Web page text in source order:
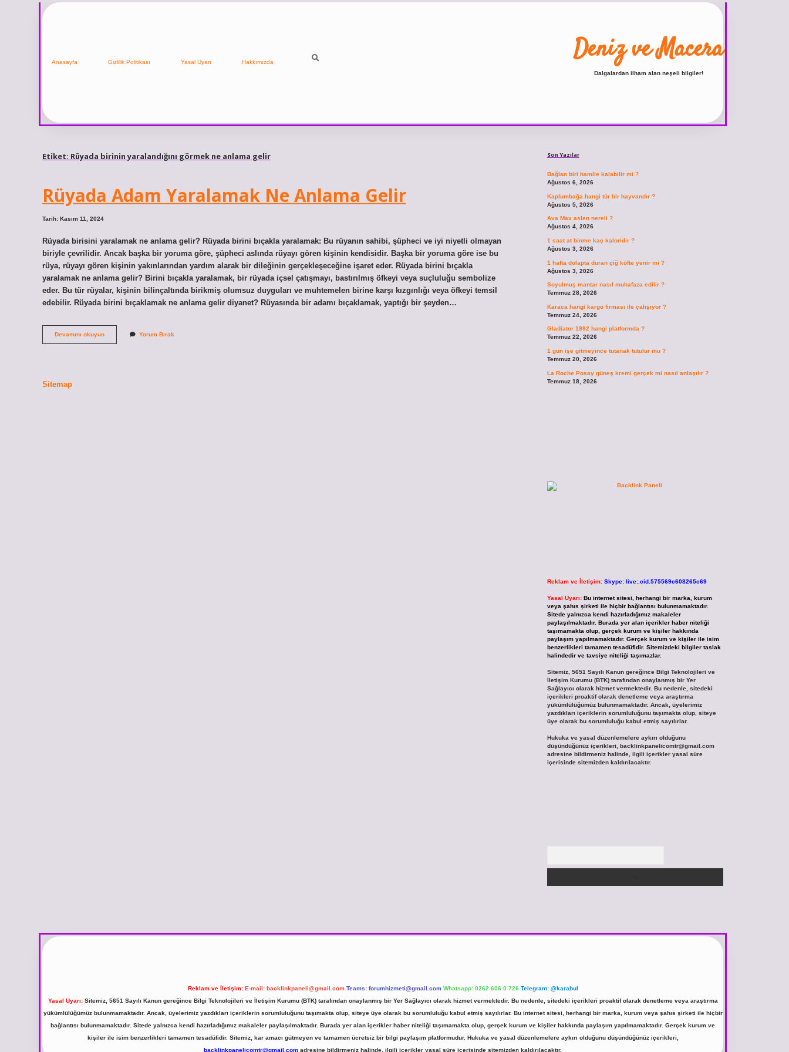
Anasayfa Gizlilik Politikası Yasal Uyarı Hakkımızda Deniz ve Macera
Dalgalardan ilham alan neşeli bilgiler!
Etiket: Rüyada birinin yaralandığını görmek ne anlama gelir
Rüyada Adam Yaralamak Ne Anlama Gelir
Tarih: Kasım 11, 2024
Rüyada birisini yaralamak ne anlama gelir? Rüyada birini bıçakla yaralamak: Bu rüyanın sahibi, şüpheci ve iyi niyetli olmayan
biriyle çevrilidir. Ancak başka bir yoruma göre, şüpheci aslında rüyayı gören kişinin kendisidir. Başka bir yoruma göre ise bu
rüya, rüyayı gören kişinin yakınlarından yardım alarak bir dileğinin gerçekleşeceğine işaret eder. Rüyada birini bıçakla
yaralamak ne anlama gelir? Birini bıçakla yaralamak, bir rüyada içsel çatışmayı, bastırılmış öfkeyi veya suçluluğu sembolize
eder. Bu tür rüyalar, kişinin bilinçaltında birikmiş olumsuz duyguları ve muhtemelen birine karşı kızgınlığı veya öfkeyi temsil
edebilir. Rüyada birini bıçaklamak ne anlama gelir diyanet? Rüyasında bir adamı bıçaklamak, yaptığı bir şeyden…
Devamını okuyunRüyada
Adam
Yorum Bırak
Sitemap
Son Yazılar
Bağlan biri hamile kalabilir mi ?
Ağustos 6, 2026
Kaplumbağa hangi tür bir hayvandır ?
Ağustos 5, 2026
Ava Max aslen nereli ?
Ağustos 4, 2026
1 saat at binme kaç kaloridir ?
Ağustos 3, 2026
1 hafta dolapta duran çiğ köfte yenir mi ?
Ağustos 3, 2026
Soyulmuş mantar nasıl muhafaza edilir ?
Temmuz 28, 2026
Karaca hangi kargo firması ile çalışıyor ?
Temmuz 24, 2026
Gladiator 1992 hangi platformda ?
Temmuz 22, 2026
1 gün işe gitmeyince tutanak tutulur mu ?
Temmuz 20, 2026
La Roche Posay güneş kremi gerçek mi nasıl anlaşılır ?
Temmuz 18, 2026
Reklam ve İletişim: Skype: live:.cid.575569c608265c69
Yasal Uyarı: Bu internet sitesi, herhangi bir marka, kurum
veya şahıs şirketi ile hiçbir bağlantısı bulunmamaktadır.
Sitede yalnızca kendi hazırladığımız makaleler
paylaşılmaktadır. Burada yer alan içerikler haber niteliği
taşımamakta olup, gerçek kurum ve kişiler hakkında
paylaşım yapılmamaktadır. Gerçek kurum ve kişiler ile isim
benzerlikleri tamamen tesadüfidir. Sitemizdeki bilgiler taslak
halindedir ve tavsiye niteliği taşımazlar.
Sitemiz, 5651 Sayılı Kanun gereğince Bilgi Teknolojileri ve
İletişim Kurumu (BTK) tarafından onaylanmış bir Yer
Sağlayıcı olarak hizmet vermektedir. Bu nedenle, sitedeki
içerikleri proaktif olarak denetleme veya araştırma
yükümlülüğümüz bulunmamaktadır. Ancak, üyelerimiz
yazdıkları içeriklerin sorumluluğunu taşımakta olup, siteye
üye olarak bu sorumluluğu kabul etmiş sayılırlar.
Hukuka ve yasal düzenlemelere aykırı olduğunu
düşündüğünüz içerikleri, backlinkpanelicomtr@gmail.com
adresine bildirmeniz halinde, ilgili içerikler yasal süre
içerisinde sitemizden kaldırılacaktır.
ilbetvdcasino giriş sitesivdcasino güncel giriş
Reklam ve İletişim: E-mail: backlinkpaneli@gmail.com Teams: forumhizmeti@gmail.com Whatsapp: 0262 606 0 726 Telegram: @karabul
Yasal Uyarı:Sitemiz, 5651 Sayılı Kanun gereğince Bilgi Teknolojileri ve İletişim Kurumu (BTK) tarafından onaylanmış bir Yer Sağlayıcı olarak hizmet vermektedir. Bu nedenle, sitedeki içerikleri proaktif olarak denetleme veya araştırma
yükümlülüğümüz bulunmamaktadır. Ancak, üyelerimiz yazdıkları içeriklerin sorumluluğunu taşımakta olup, siteye üye olarak bu sorumluluğu kabul etmiş sayılırlar. Bu internet sitesi, herhangi bir marka, kurum veya şahıs şirketi ile hiçbir
bağlantısı bulunmamaktadır. Sitede yalnızca kendi hazırladığımız makaleler paylaşılmaktadır. Burada yer alan içerikler haber niteliği taşımamakta olup, gerçek kurum ve kişiler hakkında paylaşım yapılmamaktadır. Gerçek kurum ve
kişiler ile isim benzerlikleri tamamen tesadüfidir. Sitemiz, kar amacı gütmeyen ve tamamen ücretsiz bir bilgi paylaşım platformudur. Hukuka ve yasal düzenlemelere aykırı olduğunu düşündüğünüz içerikleri,
backlinkpanelicomtr@gmail.com adresine bildirmeniz halinde, ilgili içerikler yasal süre içerisinde sitemizden kaldırılacaktır.